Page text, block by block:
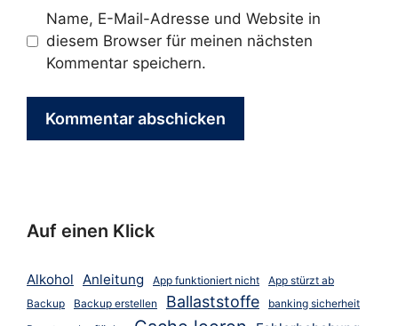
Name, E-Mail-Adresse und Website in
diesem Browser für meinen nächsten
Kommentar speichern.
Auf einen Klick
Alkohol Anleitung App funktioniert nicht
App stürzt ab
Backup
Backup erstellen Ballaststoffe
banking sicherheit